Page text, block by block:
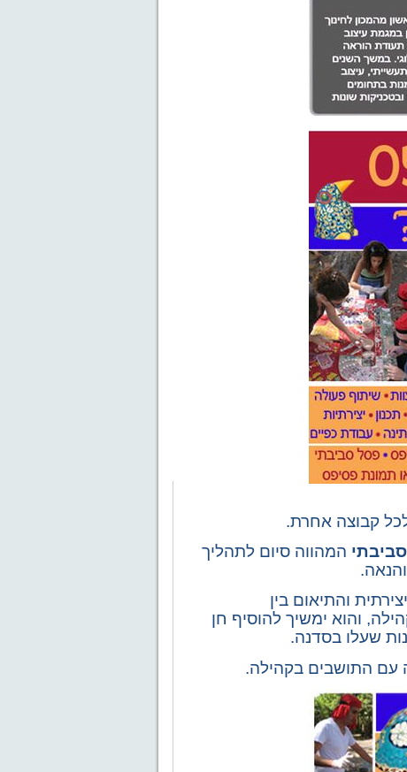
קבוצה אחרת.
המהווה סיום לתהליך
והתיאום בין
והוא ימשיך להוסיף חן
שעלו בסדנה.
עם התושבים בקהילה.